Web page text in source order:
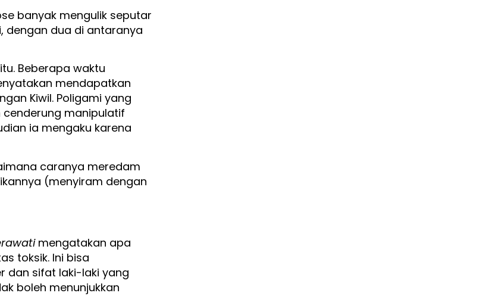
banyak mengulik seputar
dengan dua di antaranya
Beberapa waktu
mendapatkan
Kiwil. Poligami yang
cenderung manipulatif
ia mengaku karena
caranya meredam
(menyiram dengan
mengatakan apa
toksik. Ini bisa
dan sifat laki-laki yang
boleh menunjukkan